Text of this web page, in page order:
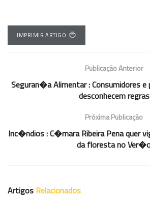
IMPRIMIR ARTIGO
Publicação Anterior
Seguran�a Alimentar : Consumidores e
desconhecem regras
Próxima Publicação
Inc�ndios : C�mara Ribeira Pena quer
da floresta no
Artigos Relacionados